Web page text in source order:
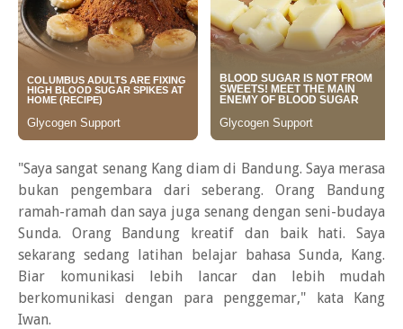
"Saya sangat senang Kang diam di Bandung. Saya merasa
bukan pengembara dari seberang. Orang Bandung
ramah-ramah dan saya juga senang dengan seni-budaya
Sunda. Orang Bandung kreatif dan baik hati. Saya
sekarang sedang latihan belajar bahasa Sunda, Kang.
Biar komunikasi lebih lancar dan lebih mudah
berkomunikasi dengan para penggemar," kata Kang
Iwan.